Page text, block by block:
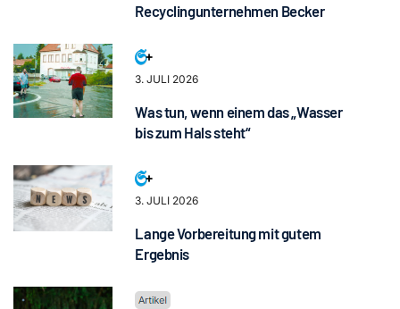
Recyclingunternehmen Becker
3. JULI 2026
Was tun, wenn einem das „Wasser
bis zum Hals steht“
3. JULI 2026
Lange Vorbereitung mit gutem
Ergebnis